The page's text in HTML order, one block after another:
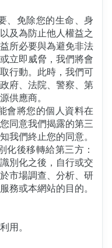
、免除您的生命、身
及為防止他人權益之
所必要與為避免非法
立即威脅，我們將會
行動。此時，我們可
府、法院、警察、第
供應商。
會將您的個人資料在
同意我們揭露的第三
我們終止您的同意。
化後移轉給第三方：
別化之後，自行或交
市場調查、分析、研
務或本網站的目的。
用。